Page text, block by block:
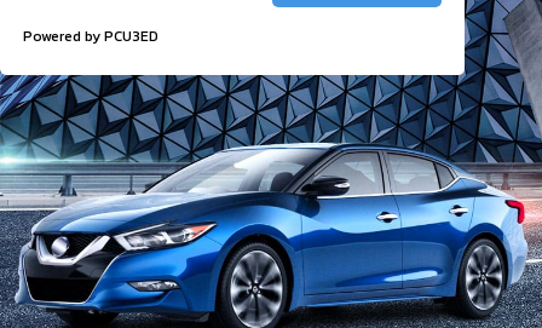
Powered by PCU3ED
เต
อรี่
บริการ
ของ
เรา
ค้นหา
ร้าน
แบตเตอรี่